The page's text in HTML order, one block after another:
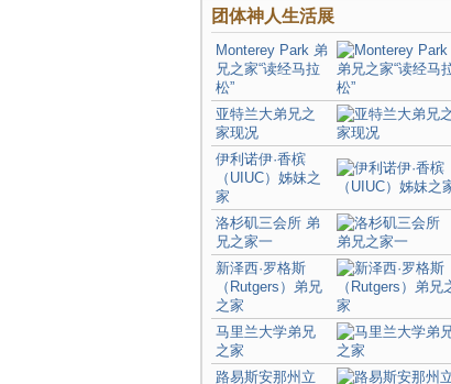
团体神人生活展
Monterey Park 弟
兄之家“读经马拉
松”
亚特兰大弟兄之
家现况
伊利诺伊·香槟
（UIUC）姊妹之
家
洛杉矶三会所 弟
兄之家一
新泽西·罗格斯
（Rutgers）弟兄
之家
马里兰大学弟兄
之家
路易斯安那州立